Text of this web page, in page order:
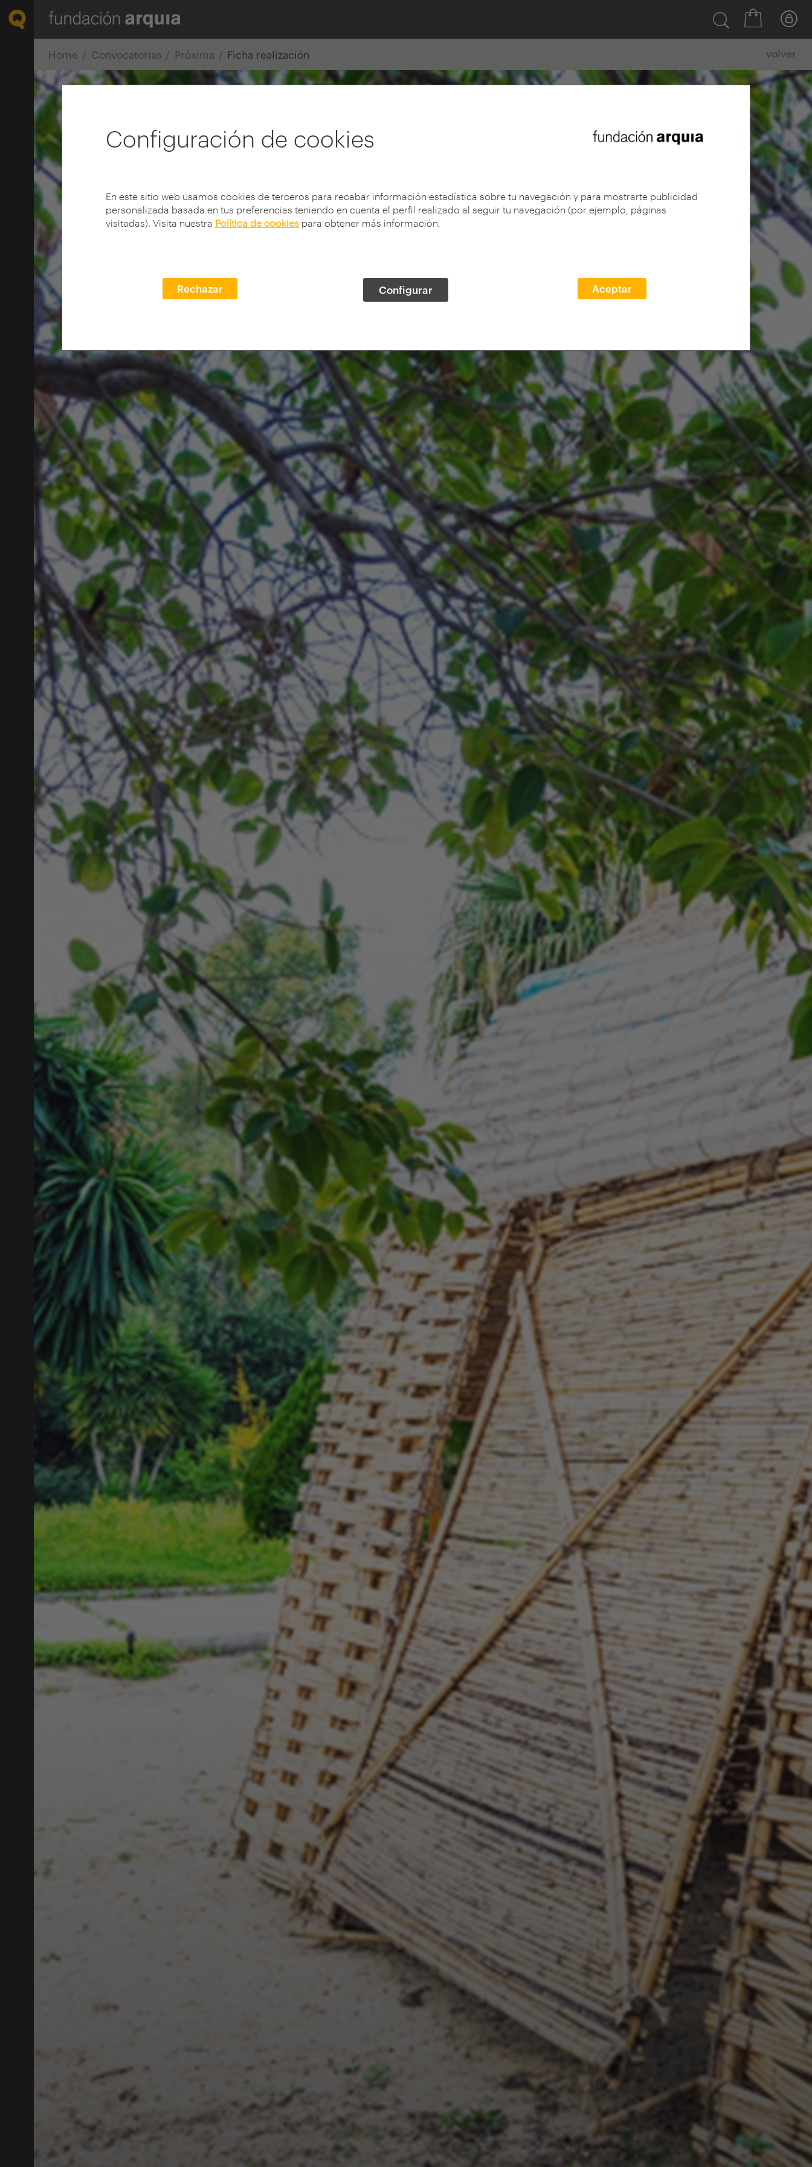
Configuración de cookies
En este sitio web usamos cookies de terceros para recabar información estadística sobre tu navegación y para mostrarte publicidad
personalizada basada en tus preferencias teniendo en cuenta el perfil realizado al seguir tu navegación (por ejemplo, páginas
visitadas). Visita nuestra Política de cookies para obtener más información.
Rechazar Configurar Aceptar
Home Convocatorias Próxima Ficha realización volver